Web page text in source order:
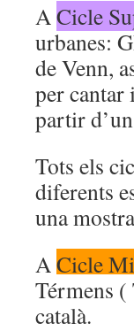
ACicle
urbanes:
de Venn,
per cantar
partir
Tots els
diferents
una
ACicle
Térmens
català.